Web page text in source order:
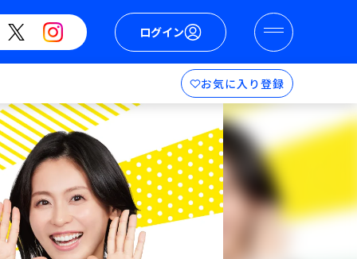
ログイン
お気に入り登録